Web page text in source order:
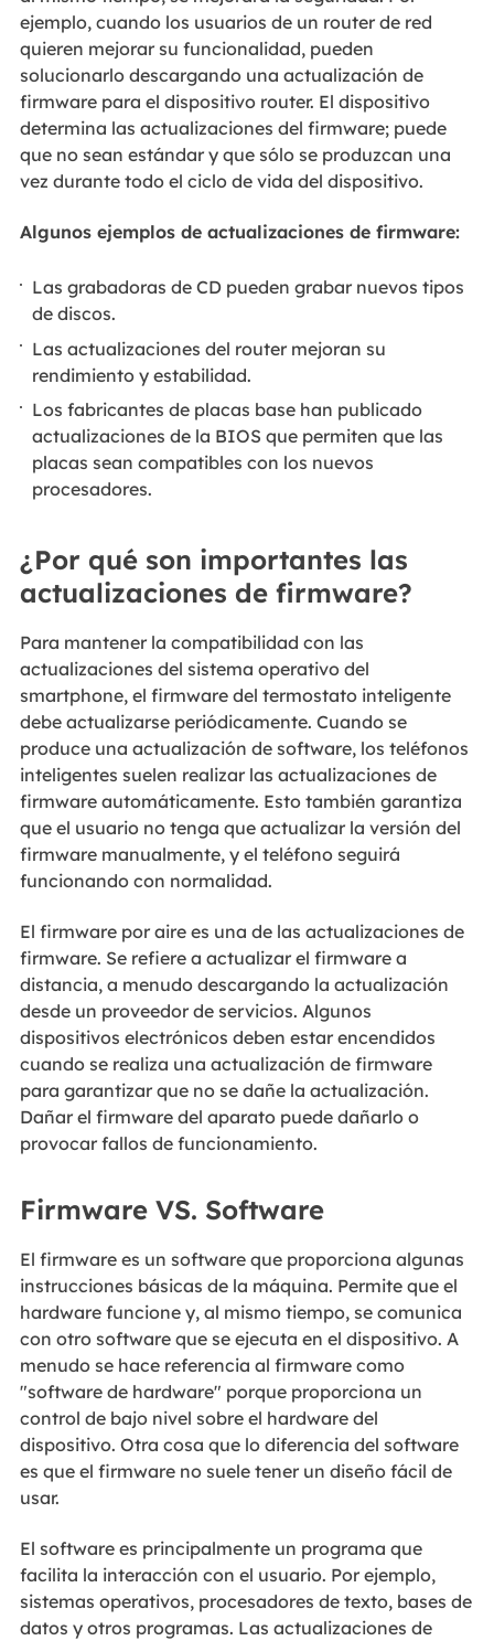
ejemplo, cuando los usuarios de un router de red
quieren mejorar su funcionalidad, pueden
solucionarlo descargando una actualización de
firmware para el dispositivo router. El dispositivo
determina las actualizaciones del firmware; puede
que no sean estándar y que sólo se produzcan una
vez durante todo el ciclo de vida del dispositivo.
Algunos ejemplos de actualizaciones de firmware:
Las grabadoras de CD pueden grabar nuevos tipos
de discos.
Las actualizaciones del router mejoran su
rendimiento y estabilidad.
Los fabricantes de placas base han publicado
actualizaciones de la BIOS que permiten que las
placas sean compatibles con los nuevos
procesadores.
¿Por qué son importantes las
actualizaciones de firmware?
Para mantener la compatibilidad con las
actualizaciones del sistema operativo del
smartphone, el firmware del termostato inteligente
debe actualizarse periódicamente. Cuando se
produce una actualización de software, los teléfonos
inteligentes suelen realizar las actualizaciones de
firmware automáticamente. Esto también garantiza
que el usuario no tenga que actualizar la versión del
firmware manualmente, y el teléfono seguirá
funcionando con normalidad.
El firmware por aire es una de las actualizaciones de
firmware. Se refiere a actualizar el firmware a
distancia, a menudo descargando la actualización
desde un proveedor de servicios. Algunos
dispositivos electrónicos deben estar encendidos
cuando se realiza una actualización de firmware
para garantizar que no se dañe la actualización.
Dañar el firmware del aparato puede dañarlo o
provocar fallos de funcionamiento.
Firmware VS. Software
El firmware es un software que proporciona algunas
instrucciones básicas de la máquina. Permite que el
hardware funcione y, al mismo tiempo, se comunica
con otro software que se ejecuta en el dispositivo. A
menudo se hace referencia al firmware como
"software de hardware" porque proporciona un
control de bajo nivel sobre el hardware del
dispositivo. Otra cosa que lo diferencia del software
es que el firmware no suele tener un diseño fácil de
usar.
El software es principalmente un programa que
facilita la interacción con el usuario. Por ejemplo,
sistemas operativos, procesadores de texto, bases de
datos y otros programas. Las actualizaciones de